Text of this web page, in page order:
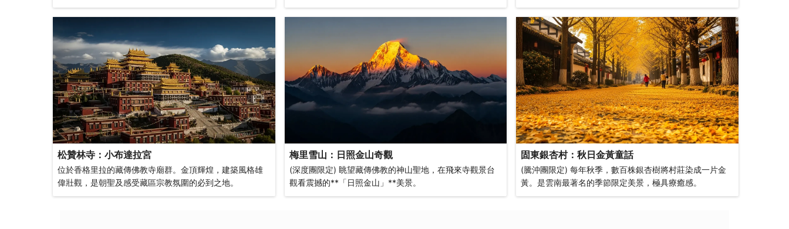
松贊林寺：小布達拉宮
位於香格里拉的藏傳佛教寺廟群。金頂輝煌，建築風格雄
偉壯觀，是朝聖及感受藏區宗教氛圍的必到之地。
梅里雪山：日照金山奇觀
(深度團限定) 眺望藏傳佛教的神山聖地，在飛來寺觀景台
觀看震撼的**「日照金山」**美景。
固東銀杏村：秋日金黃童話
(騰沖團限定) 每年秋季，數百株銀杏樹將村莊染成一片金
黃。是雲南最著名的季節限定美景，極具療癒感。